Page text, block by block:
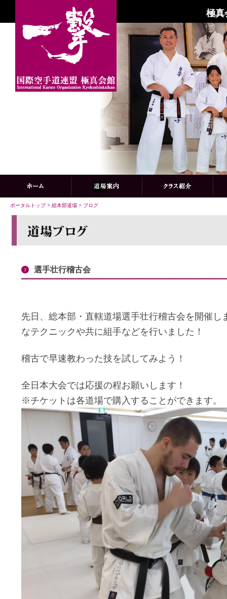
極真
ポータルトップ> 総本部道場 > ブログ
選手壮行稽古会
先日、総本部・直轄道場選手壮行稽古会を開催し
なテクニックや共に組手などを行いました！
稽古で早速教わった技を試してみよう！
全日本大会では応援の程お願いします！
※チケットは各道場で購入することができます。